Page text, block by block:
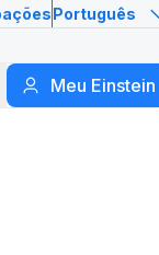
Português
Meu Einstein
Buscar